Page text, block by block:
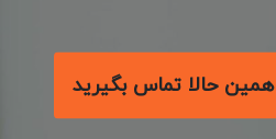
همین حالا تماس بگیرید